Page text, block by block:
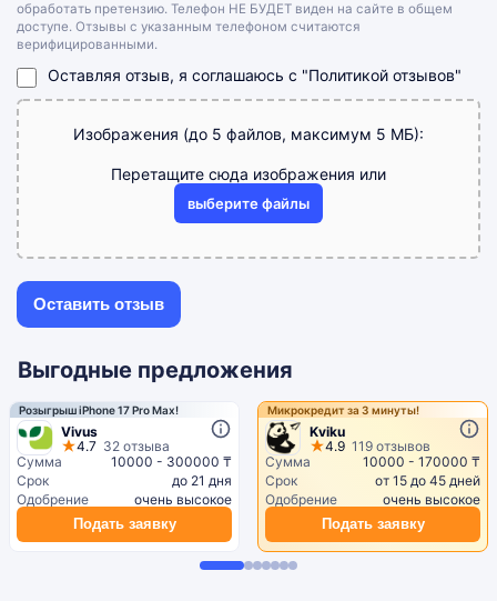
обработать претензию. Телефон НЕ БУДЕТ виден на сайте в общем
доступе. Отзывы с указанным телефоном считаются
верифицированными.
Оставляя отзыв, я соглашаюсь с "Политикой отзывов"
Изображения (до 5 файлов, максимум 5 МБ):
Перетащите сюда изображения или
выберите файлы
Выгодные предложения
Розыгрыш iPhone 17 Pro Max!
Vivus
4.7 32 отзыва
Сумма
10000 - 300000 ₸
Срок
до 21 дня
Одобрение
очень высокое
Подать заявку
Микрокредит за 3 минуты!
Kviku
4.9 119 отзывов
Сумма
10000 - 170000 ₸
Срок
от 15 до 45 дней
Одобрение
очень высокое
Подать заявку